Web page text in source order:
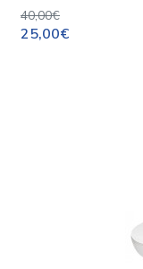
40,00€
25,00€